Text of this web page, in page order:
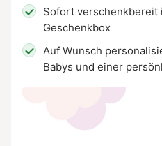
Sofort verschenkbereit
Geschenkbox
Auf Wunsch
Babys und einer